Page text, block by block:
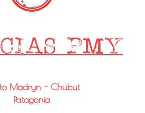
Madryn - Chubut
Patagonia